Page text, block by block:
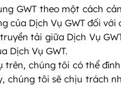
GWT theo một cách
của Dịch Vụ GWT đối
tải giữa Dịch Vụ
Dịch Vụ GWT.
trên, chúng tôi có thể
chúng tôi sẽ chịu trách